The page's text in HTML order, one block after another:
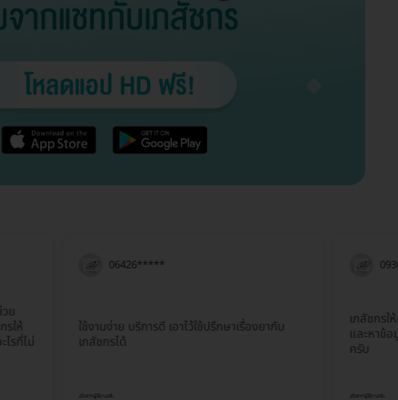
ใช้งานง่าย บริการดี เอาไว้ใช้ปรึกษาเรื่องยากับ
เภสัชกรได้
06426*****
เภสัชกรให้ความ
และหาข้อมูลเรื่